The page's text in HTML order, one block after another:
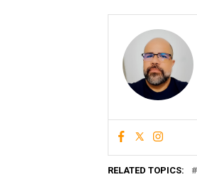
RELATED TOPICS: